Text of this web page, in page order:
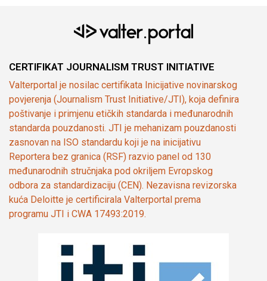
CERTIFIKAT JOURNALISM TRUST INITIATIVE
Valterportal je nosilac certifikata Inicijative novinarskog
povjerenja (Journalism Trust Initiative/JTI), koja definira
poštivanje i primjenu etičkih standarda i međunarodnih
standarda pouzdanosti. JTI je mehanizam pouzdanosti
zasnovan na ISO standardu koji je na inicijativu
Reportera bez granica (RSF) razvio panel od 130
međunarodnih stručnjaka pod okriljem Evropskog
odbora za standardizaciju (CEN). Nezavisna revizorska
kuća Deloitte je certificirala Valterportal prema
programu JTI i CWA 17493:2019.